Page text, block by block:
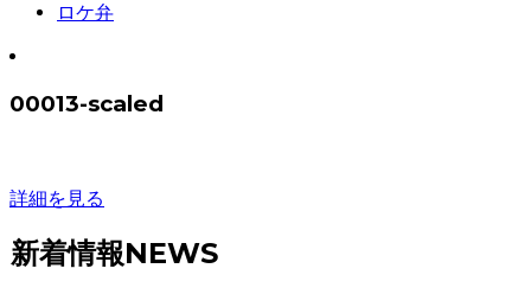
ロケ弁
00013-scaled
詳細を見る
新着情報NEWS